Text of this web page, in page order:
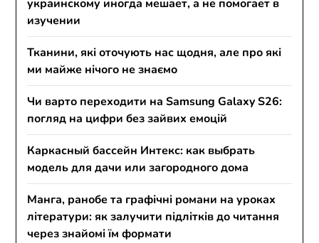
украинскому иногда мешает, а не помогает в
изучении
Тканини, які оточують нас щодня, але про які
ми майже нічого не знаємо
Чи варто переходити на Samsung Galaxy S26:
погляд на цифри без зайвих емоцій
Каркасный бассейн Интекс: как выбрать
модель для дачи или загородного дома
Манга, ранобе та графічні романи на уроках
літератури: як залучити підлітків до читання
через знайомі їм формати